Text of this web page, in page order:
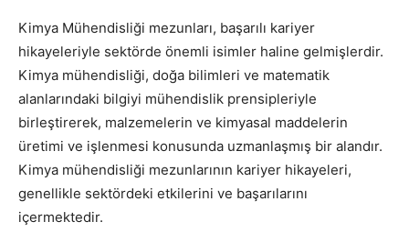
Kimya Mühendisliği mezunları, başarılı kariyer
hikayeleriyle sektörde önemli isimler haline gelmişlerdir.
Kimya mühendisliği, doğa bilimleri ve matematik
alanlarındaki bilgiyi mühendislik prensipleriyle
birleştirerek, malzemelerin ve kimyasal maddelerin
üretimi ve işlenmesi konusunda uzmanlaşmış bir alandır.
Kimya mühendisliği mezunlarının kariyer hikayeleri,
genellikle sektördeki etkilerini ve başarılarını
içermektedir.